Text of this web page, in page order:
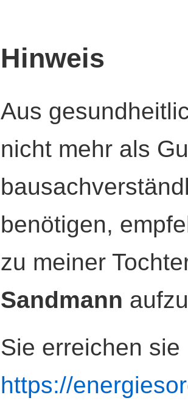
Hinweis
Aus
nicht mehr als
benötigen,
zu meiner
Sandmann
Sie erreichen sie
https://